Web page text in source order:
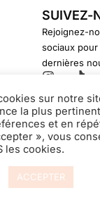
SUIVEZ-
Rejoignez-
sociaux
dernières
sur notre
la plus
et en
», vous
les cookies.
ACCEPTER